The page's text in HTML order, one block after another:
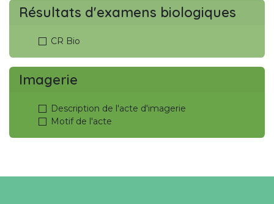
Résultats d'examens biologiques
CR Bio
Imagerie
Description de l'acte d'imagerie
Motif de l'acte